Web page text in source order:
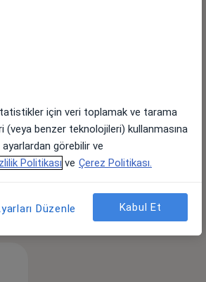
için veri toplamak ve tarama
(veya benzer teknolojileri) kullanmasına
görebilir ve
Politikası ve Çerez Politikası.
Düzenle Kabul Et